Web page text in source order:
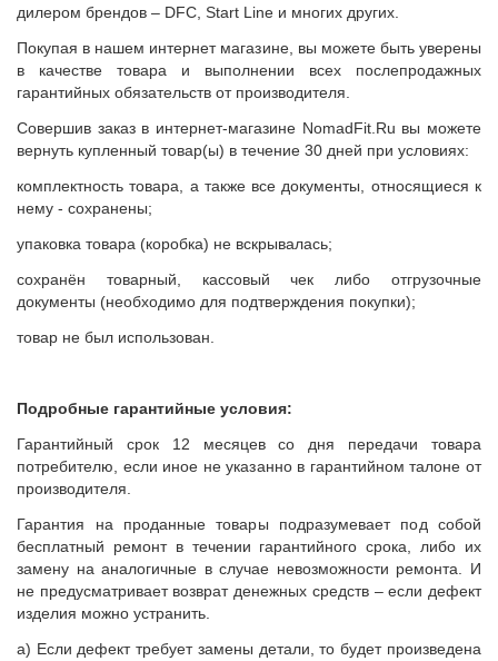
дилером брендов – DFC, Start Line и многих других.
Покупая в нашем интернет магазине, вы можете быть уверены
в качестве товара и выполнении всех послепродажных
гарантийных обязательств от производителя.
Совершив заказ в интернет-магазине NomadFit.Ru вы можете
вернуть купленный товар(ы) в течение 30 дней при условиях:
комплектность товара, а также все документы, относящиеся к
нему - сохранены;
упаковка товара (коробка) не вскрывалась;
сохранён товарный, кассовый чек либо отгрузочные
документы (необходимо для подтверждения покупки);
товар не был использован.
Подробные гарантийные условия:
Гарантийный срок 12 месяцев со дня передачи товара
потребителю, если иное не указанно в гарантийном талоне от
производителя.
Гарантия на проданные товары подразумевает под собой
бесплатный ремонт в течении гарантийного срока, либо их
замену на аналогичные в случае невозможности ремонта. И
не предусматривает возврат денежных средств – если дефект
изделия можно устранить.
а) Если дефект требует замены детали, то будет произведена